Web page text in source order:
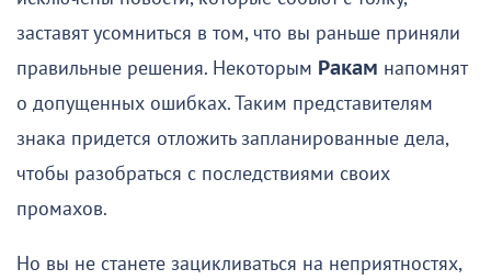
заставят усомниться в том, что вы раньше приняли
правильные решения. Некоторым Ракам напомнят
о допущенных ошибках. Таким представителям
знака придется отложить запланированные дела,
чтобы разобраться с последствиями своих
промахов.
Но вы не станете зацикливаться на неприятностях,